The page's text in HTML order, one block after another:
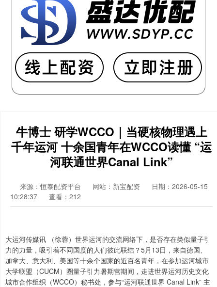
牛博士 研学WCCO｜当硬核物理遇上
千年运河 十余国青年在WCCO读懂 “运
河联通世界Canal Link”
来源：恒泰配资平台 网站：新宝配资
日期：2026-05-15
10:28:37
查看：212
大运河传媒讯 （徐蓉）世界运河的交流网络下，是否存在类似量子引
力的力量，吸引着不同国度的人们彼此联结？5月13日，来自德国、
加拿大、意大利、美国等十余个国家的近百名青年，在参加运河城市
大学联盟（CUCM）圈量子引力暑期营期间，走进世界运河历史文化
城市合作组织（WCCO）秘书处，参与“运河联通世界 Canal Link” 主